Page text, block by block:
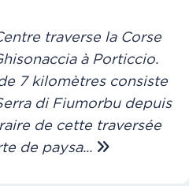
traverse la Corse
à Porticcio.
7 kilomètres consiste
di Fiumorbu depuis
de cette traversée
de paysa...